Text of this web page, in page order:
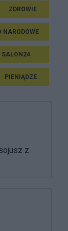
ZDROWIE
NARODOWE
SALON24
PIENIĄDZE
z